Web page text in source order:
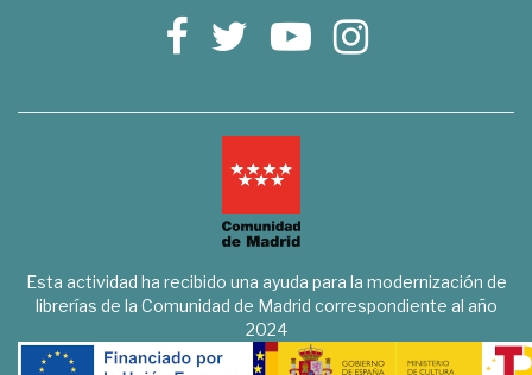
Esta actividad ha recibido una ayuda para la modernización de
librerías de la Comunidad de Madrid correspondiente al año
2024